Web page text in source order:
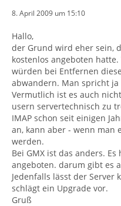
8. April 2009 um 15:10
Hallo,
der Grund wird eher sein,
kostenlos angeboten
würden bei Entfernen
abwandern. Man spricht
Vermutlich ist es auch
usern servertechnisch zu
IMAP schon seit einigen
an, kann aber - wenn man
werden.
Bei GMX ist das anders.
angeboten. darum gibt es
Jedenfalls lässt der Server
schlägt ein Upgrade vor.
Gruß